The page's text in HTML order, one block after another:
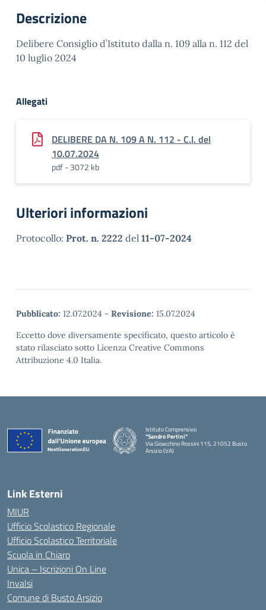
Descrizione
Delibere Consiglio d’Istituto dalla n. 109 alla n. 112 del
10 luglio 2024
Allegati
DELIBERE DA N. 109 A N. 112 - C.I. del
10.07.2024
pdf - 3072 kb
Ulteriori informazioni
Protocollo: Prot. n. 2222 del 11-07-2024
Pubblicato: 12.07.2024 - Revisione: 15.07.2024
Eccetto dove diversamente specificato, questo articolo è
stato rilasciato sotto Licenza Creative Commons
Attribuzione 4.0 Italia.
Istituto Comprensivo
"Sandro Pertini"
Via Gioacchino Rossini 115, 21052 Busto
Arsizio (VA)
Link Esterni
MIUR
Ufficio Scolastico Regionale
Ufficio Scolastico Territoriale
Scuola in Chiaro
Unica – Iscrizioni On Line
Invalsi
Comune di Busto Arsizio